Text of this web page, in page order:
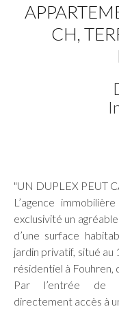
CH,
"UN DUPLEX PEUT
L’agence
exclusivité un
d’une surface
jardin privatif, situé au
résidentiel à Fouhren,
Par l’entrée de
directement accès à